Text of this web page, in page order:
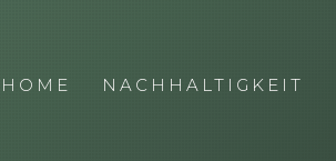
HOME NACHHALTIGKEIT